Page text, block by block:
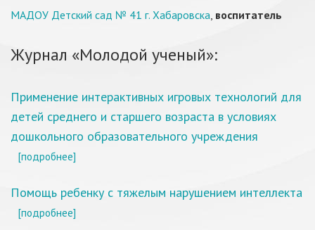
МАДОУ Детский сад № 41 г. Хабаровска, воспитатель
Журнал «Молодой ученый»:
Применение интерактивных игровых технологий для
детей среднего и старшего возраста в условиях
дошкольного образовательного учреждения
[подробнее]
Помощь ребенку с тяжелым нарушением интеллекта
[подробнее]